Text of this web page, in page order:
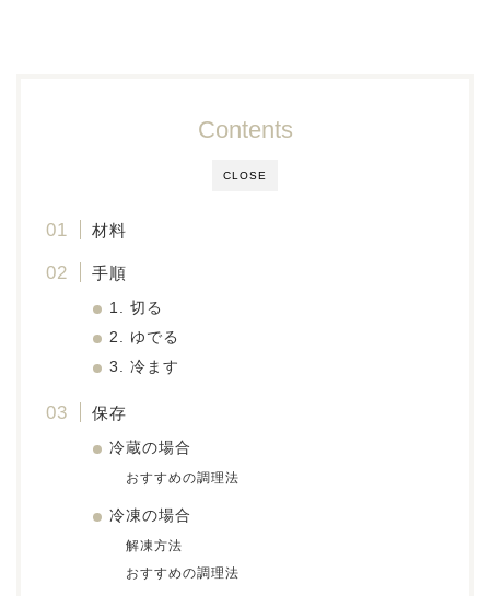
CLOSE
Contents
材料
手順
1. 切る
2. ゆでる
3. 冷ます
保存
冷蔵の場合
おすすめの調理法
冷凍の場合
解凍方法
おすすめの調理法